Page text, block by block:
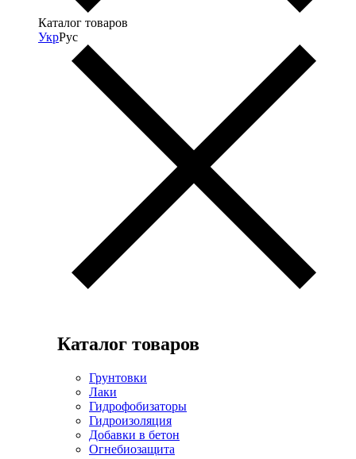
Каталог товаров
УкрРус
Каталог товаров
Грунтовки
Лаки
Гидрофобизаторы
Гидроизоляция
Добавки в бетон
Огнебиозащита